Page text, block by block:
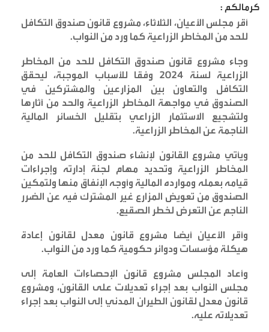
كرمالكم :
أقر مجلس الأعيان، الثلاثاء، مشروع قانون صندوق التكافل
للحد من المخاطر الزراعية كما ورد من النواب.
وجاء مشروع قانون صندوق التكافل للحد من المخاطر
الزراعية لسنة 2024 وفقا للأسباب الموجبة، ليحقق
التكافل والتعاون بين المزارعين والمشتركين في
الصندوق في مواجهة المخاطر الزراعية والحد من آثارها
ولتشجيع الاستثمار الزراعي بتقليل الخسائر المالية
الناجمة عن المخاطر الزراعية.
ويأتي مشروع القانون لإنشاء صندوق التكافل للحد من
المخاطر الزراعية وتحديد مهام لجنة إدارته وإجراءات
قيامه بعمله وموارده المالية وأوجه الإنفاق منها ولتمكين
الصندوق من تعويض المزارع غير المشترك فيه عن الضرر
الناجم عن التعرض لخطر الصقيع.
وأقر الأعيان أيضا مشروع قانون معدل لقانون إعادة
هيكلة مؤسسات ودوائر حكومية كما ورد من النواب.
وأعاد المجلس مشروع قانون الإحصاءات العامة إلى
مجلس النواب بعد إجراء تعديلات على القانون، ومشروع
قانون معدل لقانون الطيران المدني إلى النواب بعد إجراء
تعديلاته عليه.